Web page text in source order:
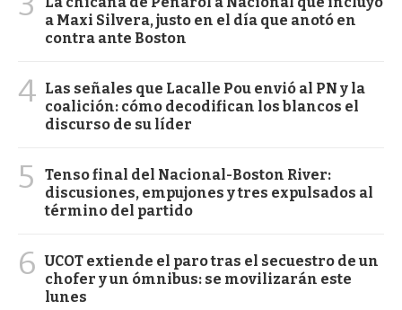
a Maxi Silvera, justo en el día que anotó en
contra ante Boston
4 Las señales que Lacalle Pou envió al PN y la
coalición: cómo decodifican los blancos el
discurso de su líder
5
Tenso final del Nacional-Boston River:
discusiones, empujones y tres expulsados al
término del partido
6 UCOT extiende el paro tras el secuestro de un
chofer y un ómnibus: se movilizarán este
lunes